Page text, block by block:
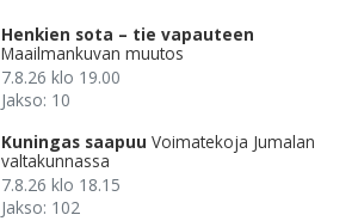
Henkien sota – tie vapauteen
Maailmankuvan muutos
7.8.26 klo 19.00
Jakso: 10
Kuningas saapuu Voimatekoja Jumalan
valtakunnassa
7.8.26 klo 18.15
Jakso: 102